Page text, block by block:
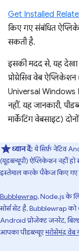
Get Installed
किए गए संबंधित
सकती है.
इसकी मदद से, यह देखा
प्रोग्रेसिव वेब
Universal Windows
नहीं. यह जानकारी,
मार्केटिंग वेबसाइट)
ध्यान दें:ये सिर्फ़ नेटिव
(यूडब्ल्यूपी) ऐप्लिकेशन नहीं
इस्तेमाल करके पैकेज किए गए
Bubblewrap, Node.js के
सोर्स सेट है. Bubblewrap
Android प्रोजेक्ट जनरेट,
आपका पीडब्ल्यूएभरोसेमंद वेब